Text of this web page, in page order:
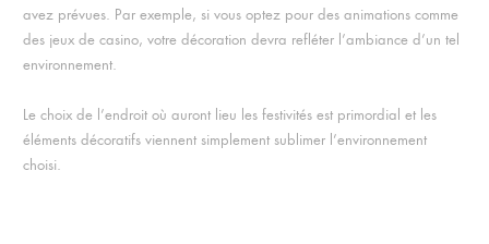
avez prévues. Par exemple, si vous optez pour des animations comme
des jeux de casino, votre décoration devra refléter l’ambiance d’un tel
environnement.
Le choix de l’endroit où auront lieu les festivités est primordial et les
éléments décoratifs viennent simplement sublimer l’environnement
choisi.